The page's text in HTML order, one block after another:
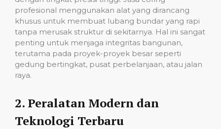
profesional menggunakan alat yang dirancang
khusus untuk membuat lubang bundar yang rapi
tanpa merusak struktur di sekitarnya. Hal ini sangat
penting untuk menjaga integritas bangunan,
terutama pada proyek-proyek besar seperti
gedung bertingkat, pusat perbelanjaan, atau jalan
raya.
2. Peralatan Modern dan
Teknologi Terbaru